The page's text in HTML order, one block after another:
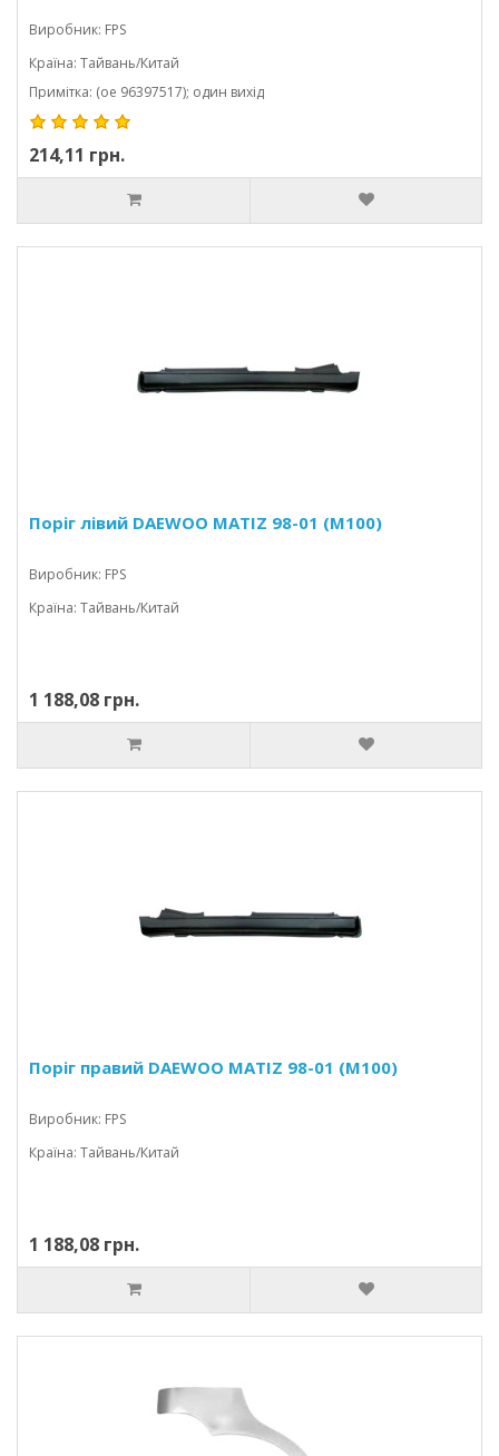
Виробник: FPS
Країна: Тайвань/Китай
Примітка: (oe 96397517); один вихід
214,11 грн.
Поріг лівий DAEWOO MATIZ 98-01 (M100)
Виробник: FPS
Країна: Тайвань/Китай
1 188,08 грн.
Поріг правий DAEWOO MATIZ 98-01 (M100)
Виробник: FPS
Країна: Тайвань/Китай
1 188,08 грн.